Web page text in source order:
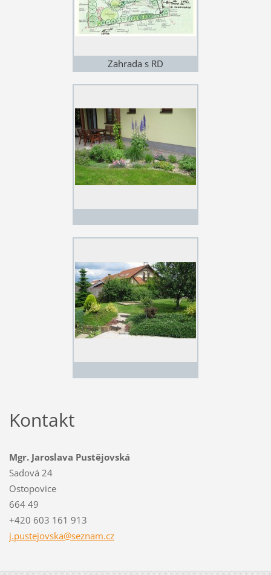
Zahrada s RD
Kontakt
Mgr. Jaroslava Pustějovská
Sadová 24
Ostopovice
664 49
+420 603 161 913
j.pustejovska@seznam.cz